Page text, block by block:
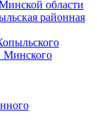
области
районная
Минского